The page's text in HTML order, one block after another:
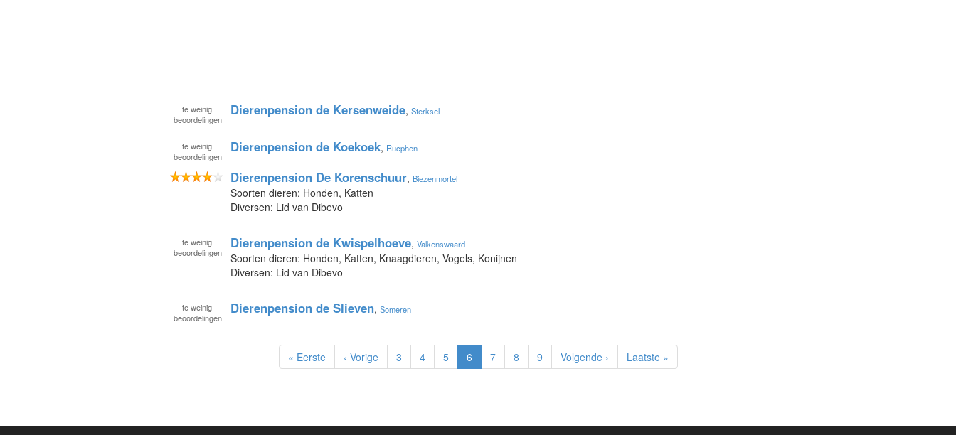
te weinig
beoordelingen
Dierenpension de Kersenweide, Sterksel
te weinig
beoordelingen
Dierenpension de Koekoek, Rucphen
Dierenpension De Korenschuur, Biezenmortel
Soorten dieren: Honden, Katten
Diversen: Lid van Dibevo
te weinig
beoordelingen
Dierenpension de Kwispelhoeve, Valkenswaard
Soorten dieren: Honden, Katten, Knaagdieren, Vogels, Konijnen
Diversen: Lid van Dibevo
te weinig
beoordelingen
Dierenpension de Slieven, Someren
« Eerste ‹ Vorige 3 4 5 6 7 8 9 Volgende › Laatste »